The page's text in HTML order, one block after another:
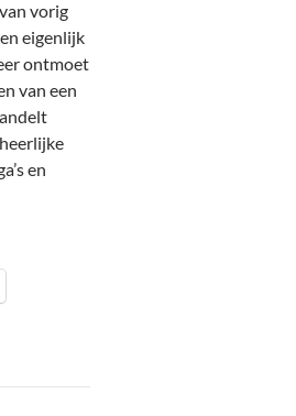
vorig
eigenlijk
ontmoet
van een
en